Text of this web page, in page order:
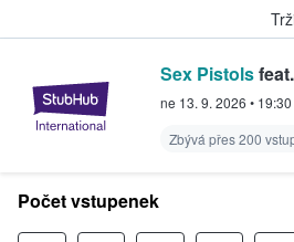
StubHub –
Sex Pistolsfeat.
ne 13. 9. 2026 • 19:30
Zbývá přes 200
Počet vstupenek